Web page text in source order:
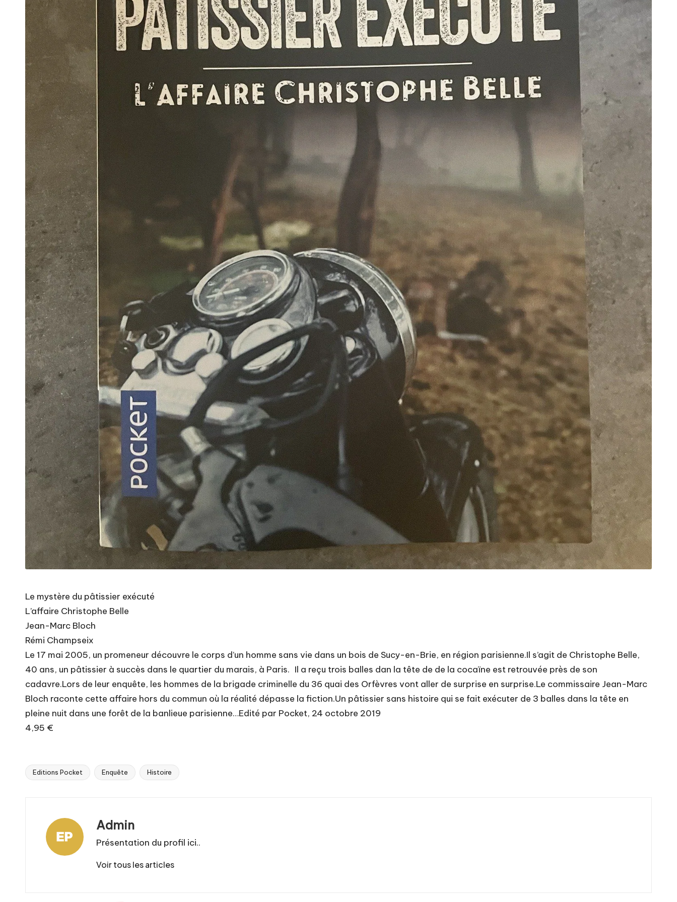
Le mystère du pâtissier exécuté
L’affaire Christophe Belle
Jean-Marc Bloch
Rémi Champseix
Le 17 mai 2005, un promeneur découvre le corps d’un homme sans vie dans un bois de Sucy-en-Brie, en région parisienne.Il s’agit de Christophe Belle,
40 ans, un pâtissier à succès dans le quartier du marais, à Paris. Il a reçu trois balles dan la tête de de la cocaïne est retrouvée près de son
cadavre.Lors de leur enquête, les hommes de la brigade criminelle du 36 quai des Orfèvres vont aller de surprise en surprise.Le commissaire Jean-Marc
Bloch raconte cette affaire hors du commun où la réalité dépasse la fiction.Un pâtissier sans histoire qui se fait exécuter de 3 balles dans la tête en
pleine nuit dans une forêt de la banlieue parisienne…Edité par Pocket, 24 octobre 2019
4,95 €
Tags:
Editions Pocket Enquête Histoire
Admin
Présentation du profil ici..
Voir tous les articles